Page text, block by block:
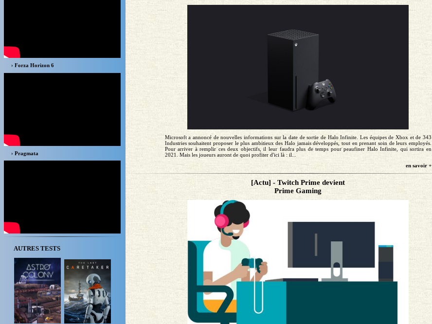
› Forza Horizon 6
› Pragmata
AUTRES TESTS
Microsoft a annoncé de nouvelles informations sur la date de sortie de Halo Infinite. Les équipes de Xbox et de 343
Industries souhaitent proposer le plus ambitieux des Halo jamais développés, tout en prenant soin de leurs employés.
Pour arriver à remplir ces deux objectifs, il leur faudra plus de temps pour peaufiner Halo Infinite, qui sortira en
2021. Mais les joueurs auront de quoi profiter d'ici là : il...
en savoir +
[Actu] - Twitch Prime devient
Prime Gaming